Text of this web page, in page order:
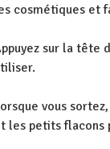
cosmétiques et
sur la tête
vous
les petits flacons